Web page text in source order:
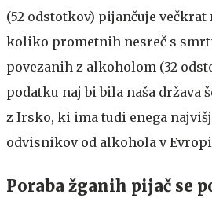
(52 odstotkov) pijančuje večkrat
koliko prometnih nesreč s
povezanih z alkoholom (32
podatku naj bi bila naša država
z Irsko, ki ima tudi enega
odvisnikov od alkohola v
Poraba žganih pijač se